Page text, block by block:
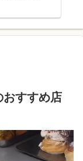
おすすめ店